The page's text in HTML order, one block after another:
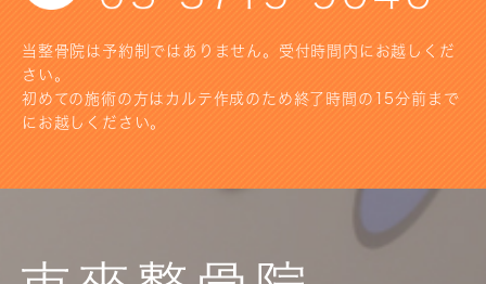
当整骨院は予約制ではありません。受付時間内にお越しくだ
さい。
初めての施術の方はカルテ作成のため終了時間の15分前まで
にお越しください。